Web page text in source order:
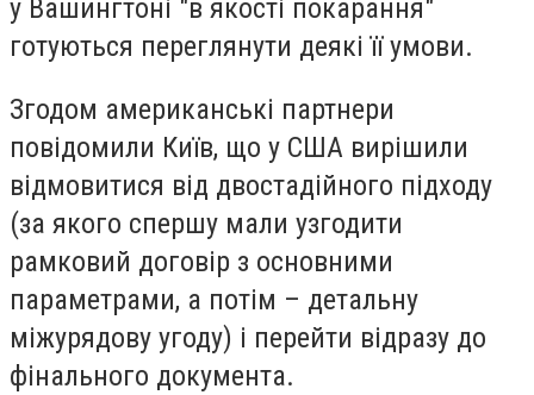
у Вашингтоні "в якості покарання"
готуються переглянути деякі її умови.
Згодом американські партнери
повідомили Київ, що у США вирішили
відмовитися від двостадійного підходу
(за якого спершу мали узгодити
рамковий договір з основними
параметрами, а потім – детальну
міжурядову угоду) і перейти відразу до
фінального документа.